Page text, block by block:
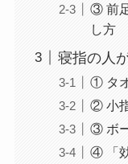
③ 前
し方
寝指の人
① タ
② 小
③ ボ
④ 「